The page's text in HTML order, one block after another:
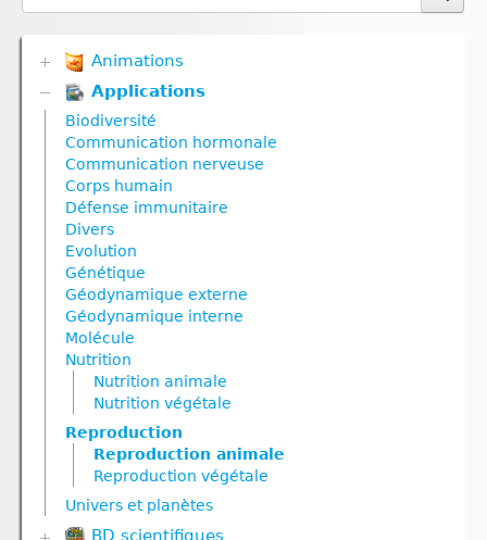
Animations
Biodiversité
Communication hormonale
Communication nerveuse
Corps humain
Défense immunitaire
Divers
Génétique
Géodynamique externe
Géodynamique interne
Nutrition
Nutrition animale
Nutrition végétale
Reproduction
Reproduction animale
Reproduction végétale
Ressources naturelles et pollution
Applications
Biodiversité
Communication hormonale
Communication nerveuse
Corps humain
Défense immunitaire
Divers
Evolution
Génétique
Géodynamique externe
Géodynamique interne
Molécule
Nutrition
Nutrition animale
Nutrition végétale
Reproduction
Reproduction animale
Reproduction végétale
Univers et planètes
BD scientifiques